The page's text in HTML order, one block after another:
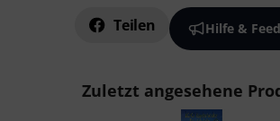
Teilen Hilfe &
Zuletzt angesehene